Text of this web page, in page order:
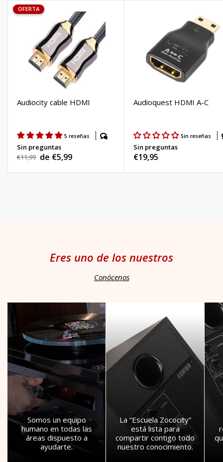
OFERTA
Audiocity cable HDMI
5 reseñas
Sin preguntas
Precio
€11,99 Precio
de
de €5,99
Audioquest HDMI A-C
Sin reseñas
Sin preguntas
Precio
€19,95
Eres uno de los nuestros
Conócenos
Somos un equipo
humano en todas las
áreas dispuesto a
ayudarte.
La “Escuela Zococity”
está lista para
compartir contigo todo
nuestro conocimiento.